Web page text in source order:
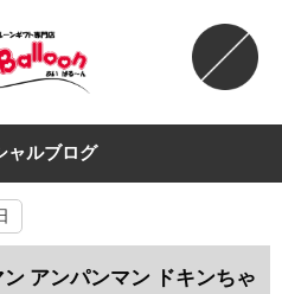
ャルブログ
アンパンマン ドキンちゃ